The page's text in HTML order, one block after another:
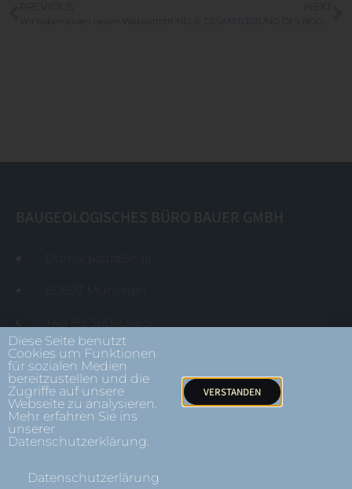
PREVIOUS
Wir haben einen neuen Webauftritt!
NEXT
mail@baugeologie.de
Impressum
Diese Seite benutzt
Cookies um Funktionen
für sozialen Medien
bereitzustellen und die
Zugriffe auf unsere
Webseite zu analysieren.
Mehr erfahren Sie ins
unserer
Datenschutzerklärung.
VERSTANDEN
Datenschutzerlärung